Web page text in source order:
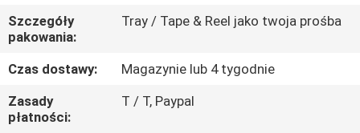
SKONTAKTUJ
SIĘ
Z
NAMI
Szczegóły
pakowania:
Tray / Tape & Reel jako twoja prośba
Czas dostawy:
Magazynie lub 4 tygodnie
Zasady
płatności:
T / T, Paypal